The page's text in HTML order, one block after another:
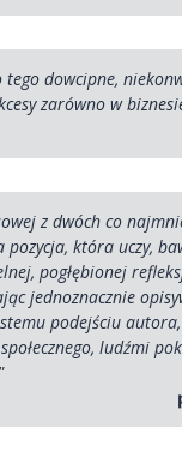
tego dowcipne,
zarówno w
z dwóch co
która uczy,
pogłębionej
jednoznacznie
podejściu
ludźmi